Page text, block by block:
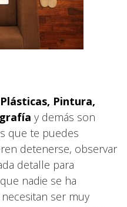
Pintura,
y demás son
que te puedes
detenerse, observar
detalle para
nadie se ha
ser muy